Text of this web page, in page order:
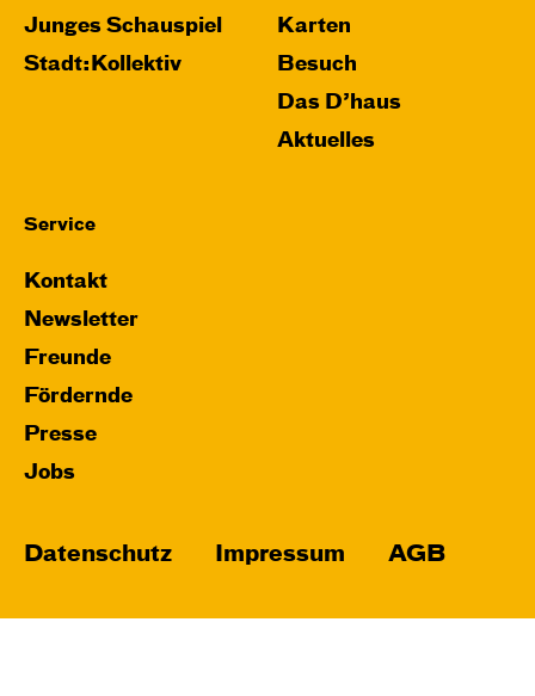
Junges Schauspiel
Stadt:Kollektiv
Karten
Besuch
Das D’haus
Aktuelles
Service
Kontakt
Newsletter
Freunde
Fördernde
Presse
Jobs
Datenschutz Impressum AGB